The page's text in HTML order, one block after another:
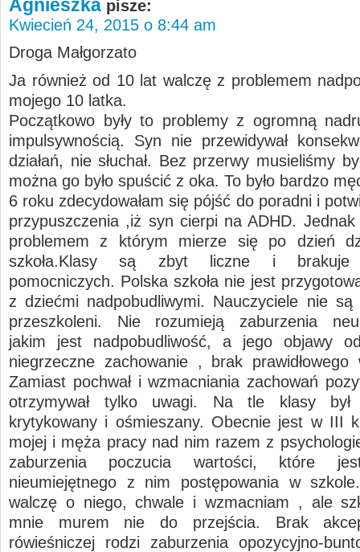
Agnieszka pisze:
Kwiecień 24, 2015 o 8:44 am
Droga Małgorzato
Ja również od 10 lat walczę z problemem
mojego 10 latka.
Początkowo były to problemy z ogromną
impulsywnością. Syn nie przewidywał
działań, nie słuchał. Bez przerwy musieliśmy
można go było spuścić z oka. To było bardzo
6 roku zdecydowałam się pójść do poradni i
przypuszczenia ,iż syn cierpi na ADHD. Jednak
problemem z którym mierze się po dzień
szkoła.Klasy są zbyt liczne i brakuje
pomocniczych. Polska szkoła nie jest
z dziećmi nadpobudliwymi. Nauczyciele nie są
przeszkoleni. Nie rozumieją zaburzenia
jakim jest nadpobudliwość, a jego objawy
niegrzeczne zachowanie , brak prawidłowego
Zamiast pochwał i wzmacniania zachowań
otrzymywał tylko uwagi. Na tle klasy był
krytykowany i ośmieszany. Obecnie jest w III
mojej i męża pracy nad nim razem z
zaburzenia poczucia wartości, które
nieumiejętnego z nim postępowania w
walczę o niego, chwale i wzmacniam , ale
mnie murem nie do przejścia. Brak
rówieśniczej rodzi zaburzenia opozycyjno-